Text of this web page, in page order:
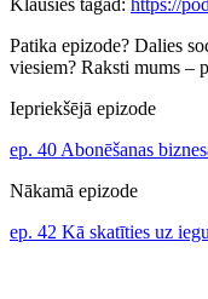
Patika epizode? Dalies
viesiem? Raksti mums –
Iepriekšējā epizode
ep. 40 Abonēšanas
Nākamā epizode
ep. 42 Kā skatīties uz